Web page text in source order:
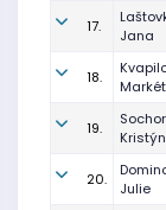
17.
Jana
18.
19.
20.
Julie